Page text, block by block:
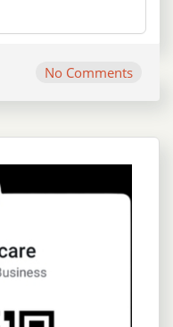
No Comments